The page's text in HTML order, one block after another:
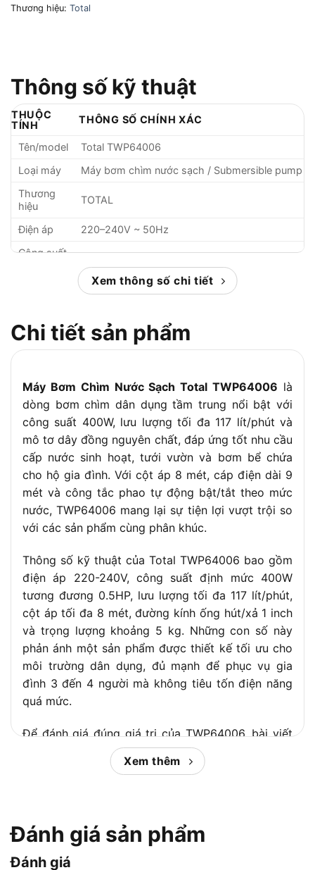
Thương hiệu: Total
Thông số kỹ thuật
THUỘC
TÍNH
THÔNG SỐ CHÍNH XÁC
Tên/model
Total TWP64006
Loại máy
Máy bơm chìm nước sạch / Submersible pump
Thương
hiệu
TOTAL
Điện áp
220–240V ~ 50Hz
Công suất
117 lít/phút
Cột áp tối
đa
8m
Loại mô
tơ
Mô tơ dây đồng
Chiều dài
dây điện
9m
Công tắc
phao
Có
Phạm vi
ứng dụng
Dùng cho nước sạch
Quy cách
thùng
2 cái/thùng theo NPOWER
Xuất xứ
Trung Quốc theo Kết Nối Tiêu Dùng; chưa thấy
TOTAL chính thức công bố trực tiếp trên trang
TWP64006
Bảo hành
6 tháng theo Kết Nối Tiêu Dùng và Xây Dựng
Store
Xem thông số chi tiết
Chi tiết sản phẩm
Máy Bơm Chìm Nước Sạch Total TWP64006 là
dòng bơm chìm dân dụng tầm trung nổi bật với
công suất 400W, lưu lượng tối đa 117 lít/phút và
mô tơ dây đồng nguyên chất, đáp ứng tốt nhu cầu
cấp nước sinh hoạt, tưới vườn và bơm bể chứa
cho hộ gia đình. Với cột áp 8 mét, cáp điện dài 9
mét và công tắc phao tự động bật/tắt theo mức
nước, TWP64006 mang lại sự tiện lợi vượt trội so
với các sản phẩm cùng phân khúc.
Thông số kỹ thuật của Total TWP64006 bao gồm
điện áp 220-240V, công suất định mức 400W
tương đương 0.5HP, lưu lượng tối đa 117 lít/phút,
cột áp tối đa 8 mét, đường kính ống hút/xả 1 inch
và trọng lượng khoảng 5 kg. Những con số này
phản ánh một sản phẩm được thiết kế tối ưu cho
môi trường dân dụng, đủ mạnh để phục vụ gia
đình 3 đến 4 người mà không tiêu tốn điện năng
quá mức.
Để đánh giá đúng giá trị của TWP64006, bài viết
dưới đây sẽ phân tích toàn diện từ định nghĩa sản
phẩm, thông số kỹ thuật thực tế, tính năng nổi
chóng xác định liệu đây có phải lựa chọn phù hợp
cho nhu cầu cụ thể của mình hay không.
Xem thêm
Đánh giá sản phẩm
Đánh giá